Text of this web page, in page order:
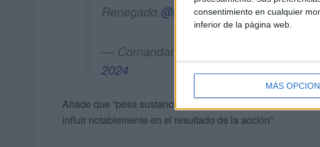
consentimiento en cualquier
inferior de la página web.
MÁS
Renegado.@MCANA_ET
— Comandancia General de Ceuta
2024
Añade que “pesa sustancialmente en la valoración de la
influir notablemente en el resultado de la acción”.